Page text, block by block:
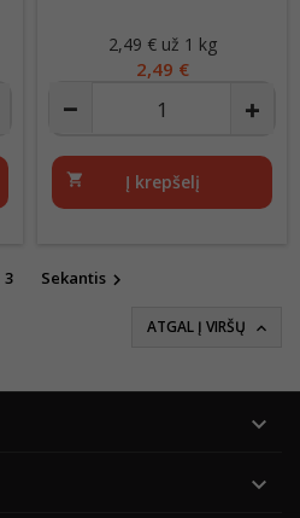
Kaina
2,49 € už 1 kg
2,49 €
shopping_cart Į krepšelį
3 Sekantis 
ATGAL Į VIRŠŲ 

